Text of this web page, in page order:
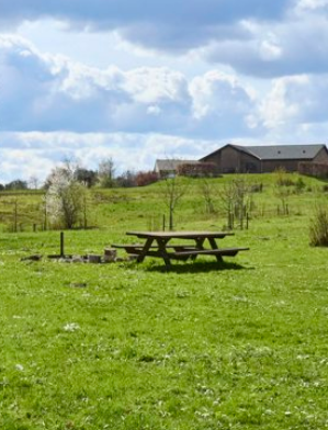
– Det nye område i Taphede